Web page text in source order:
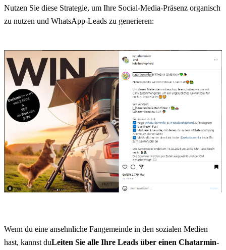
Nutzen Sie diese Strategie, um Ihre Social-Media-Präsenz organisch
zu nutzen und WhatsApp-Leads zu generieren:
Wenn du eine ansehnliche Fangemeinde in den sozialen Medien
hast, kannst duLeiten Sie alle Ihre Leads über einen Chatarmin-